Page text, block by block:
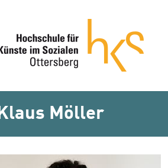
Klaus Möller